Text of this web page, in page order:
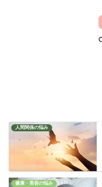
人間関係の悩み
健康・美容の悩み